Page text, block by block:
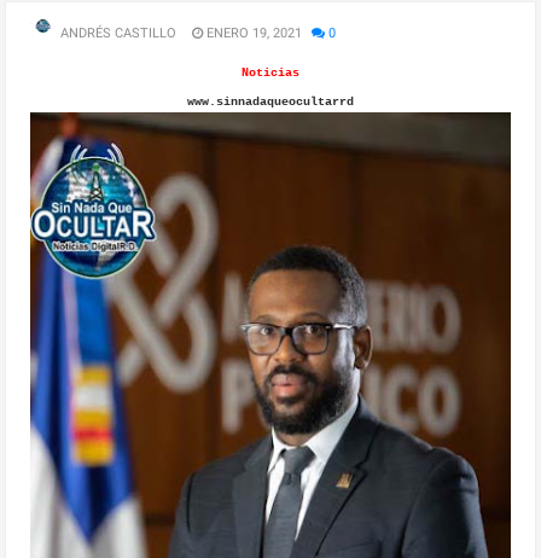
ANDRÉS CASTILLO ENERO 19, 2021 0
Noticias
www.sinnadaqueocultarrd